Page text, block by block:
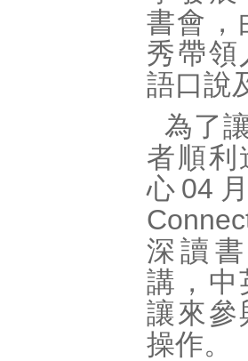
書會，
秀帶領
語口說
為了
者順利
心04
深讀
講，中
讓來參
操作。